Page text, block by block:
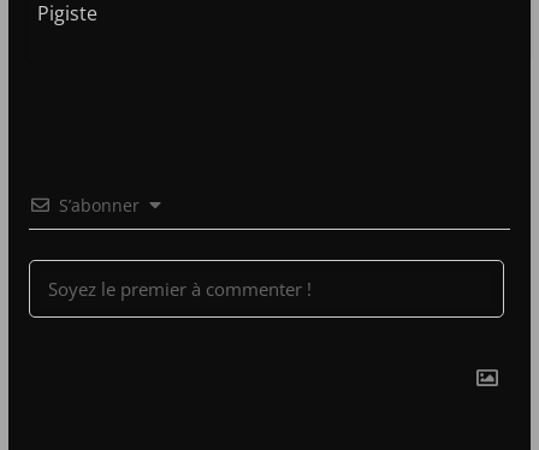
Pigiste
S’abonner